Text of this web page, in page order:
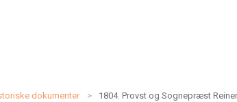
dokumenter > 1804. Provst og Sognepræst